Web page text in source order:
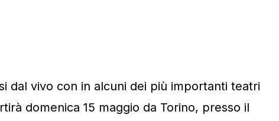
dal vivo con in alcuni dei più importanti teatri
domenica 15 maggio da Torino, presso il